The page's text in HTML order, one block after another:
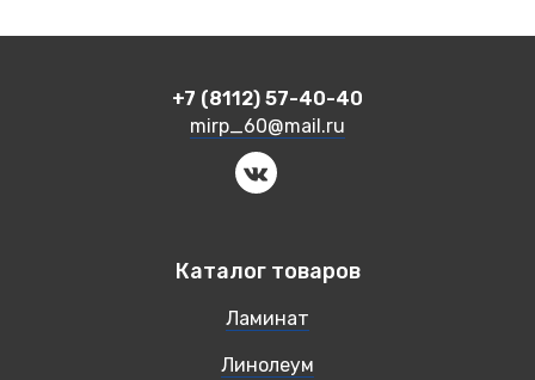
+7 (8112) 57-40-40
mirp_60@mail.ru
Каталог товаров
Ламинат
Линолеум